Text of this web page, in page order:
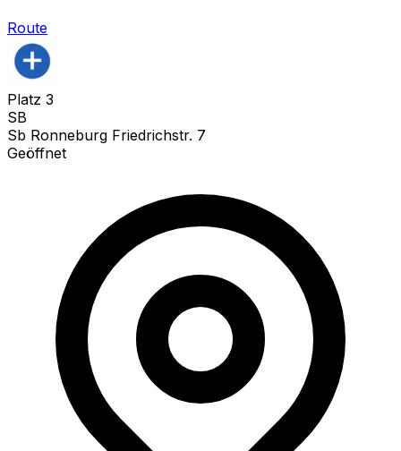
Route
Platz 3
SB
Sb Ronneburg Friedrichstr. 7
Geöffnet